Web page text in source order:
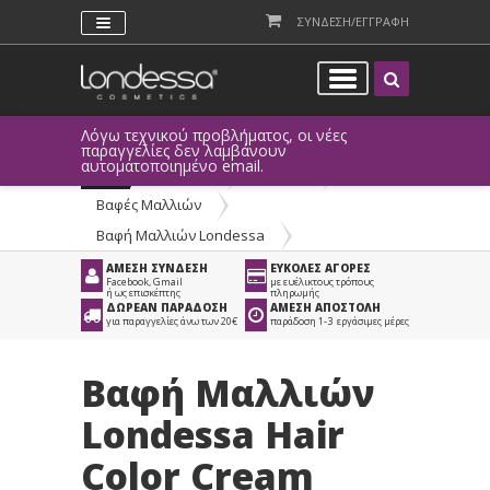
ΣΥΝΔΕΣΗ/ΕΓΓΡΑΦΗ
Λόγω τεχνικού προβλήματος, οι νέες
παραγγελίες δεν λαμβάνουν
αυτοματοποιημένο email.
Προϊόντα > Μαλλιά
Βαφές Μαλλιών
>
Βαφή Μαλλιών Londessa
ΑΜΕΣΗ ΣΥΝΔΕΣΗ
Facebook, Gmail
ή ως επισκέπτης
ΕΥΚΟΛΕΣ ΑΓΟΡΕΣ
με ευέλικτους τρόπους
πληρωμής
ΔΩΡΕΑΝ ΠΑΡΑΔΟΣΗ
για παραγγελίες άνω των 20€
ΑΜΕΣΗ ΑΠΟΣΤΟΛΗ
παράδοση 1-3 εργάσιμες μέρες
Βαφή Μαλλιών
Londessa Hair
Color Cream